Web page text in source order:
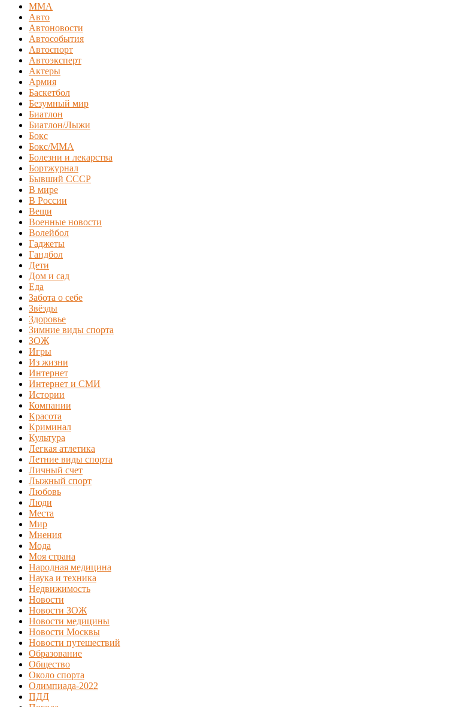
MMA
Авто
Автоновости
Автособытия
Автоспорт
Автоэксперт
Актеры
Армия
Баскетбол
Безумный мир
Биатлон
Биатлон/Лыжи
Бокс
Бокс/MMA
Болезни и лекарства
Бортжурнал
Бывший СССР
В мире
В России
Вещи
Военные новости
Волейбол
Гаджеты
Гандбол
Дети
Дом и сад
Еда
Забота о себе
Звёзды
Здоровье
Зимние виды спорта
ЗОЖ
Игры
Из жизни
Интернет
Интернет и СМИ
Истории
Компании
Красота
Криминал
Культура
Легкая атлетика
Летние виды спорта
Личный счет
Лыжный спорт
Любовь
Люди
Места
Мир
Мнения
Мода
Моя страна
Народная медицина
Наука и техника
Недвижимость
Новости
Новости ЗОЖ
Новости медицины
Новости Москвы
Новости путешествий
Образование
Общество
Около спорта
Олимпиада-2022
ПДД